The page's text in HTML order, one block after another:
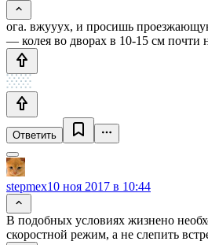
ога. вжууух, и просишь
— колея во дворах в 10-15 см
Ответить
stepmex10 ноя 2017 в 10:44
В подобных условиях жизнено
скоростной режим, а не слепить